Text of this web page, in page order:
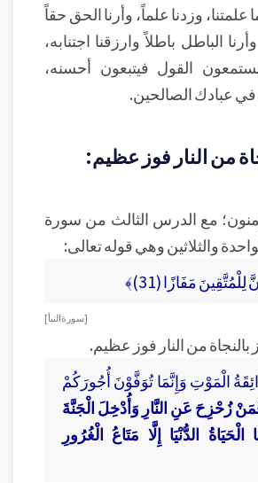
علمتنا، وزدنا علماً، وأرنا الحق حقاً
الباطل باطلاً وارزقنا اجتنابه،
القول فيتبعون أحسنه،
في عبادك الصالحين.
من النار فوز عظيم:
مع الدرس الثالث من سورة
والثلاثين وهي قوله تعالى:
لِلْمُتَّقِينَ مَفَازًا (31)﴾
[ سورة النبأ ]
بالنجاة من النار فوز عظيم.
الْمَوْتِ وَإِنَّمَا تُوَفَّوْنَ أُجُورَكُمْ
زُحْزِحَ عَنِ النَّارِ وَأُدْخِلَ الْجَنَّةَ
الدُّنْيَا إِلَّا مَتَاعُ الْغُرُورِ